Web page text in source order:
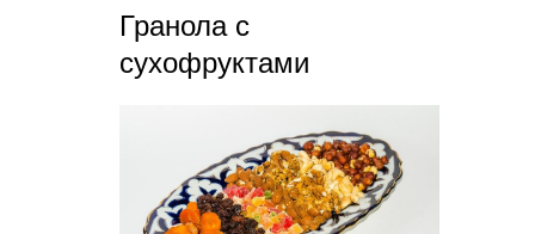
Гранола с
сухофруктами